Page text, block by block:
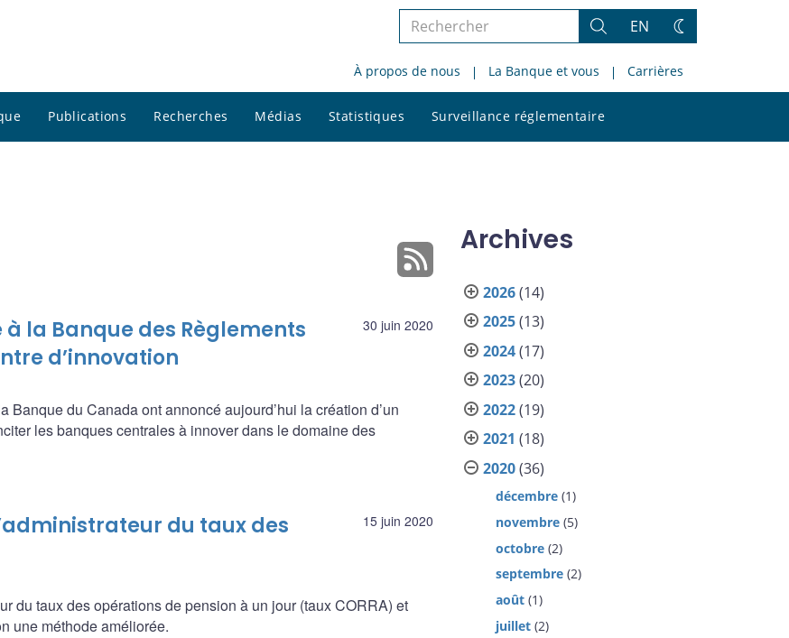
Rechercher
le
site
Rechercher
EN
Changez
thème
À propos de nous La Banque et vous Carrières
Publications Recherches Médias Statistiques Surveillance réglementaire
le
30 juin 2020
à la Banque des Règlements
d’innovation
du Canada ont annoncé aujourd’hui la création d’un
les banques centrales à innover dans le domaine des
15 juin 2020
du taux des
du taux des opérations de pension à un jour (taux CORRA) et
une méthode améliorée.
Archives
2026(14)
2025(13)
2024(17)
2023(20)
2022(19)
2021 (18)
2020(36)
décembre (1)
novembre (5)
octobre (2)
septembre (2)
août (1)
juillet (2)